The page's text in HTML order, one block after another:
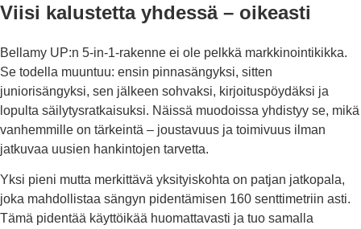
Viisi kalustetta yhdessä – oikeasti
Bellamy UP:n 5-in-1-rakenne ei ole pelkkä markkinointikikka.
Se todella muuntuu: ensin pinnasängyksi, sitten
juniorisängyksi, sen jälkeen sohvaksi, kirjoituspöydäksi ja
lopulta säilytysratkaisuksi. Näissä muodoissa yhdistyy se, mikä
vanhemmille on tärkeintä – joustavuus ja toimivuus ilman
jatkuvaa uusien hankintojen tarvetta.
Yksi pieni mutta merkittävä yksityiskohta on patjan jatkopala,
joka mahdollistaa sängyn pidentämisen 160 senttimetriin asti.
Tämä pidentää käyttöikää huomattavasti ja tuo samalla